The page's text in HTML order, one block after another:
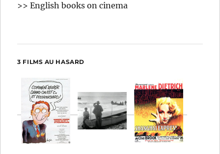
>> English books on cinema
3 FILMS AU HASARD